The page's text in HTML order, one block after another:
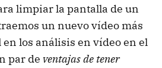
limpiar la pantalla de un
un nuevo vídeo más
los análisis en vídeo en el
par de ventajas de tener